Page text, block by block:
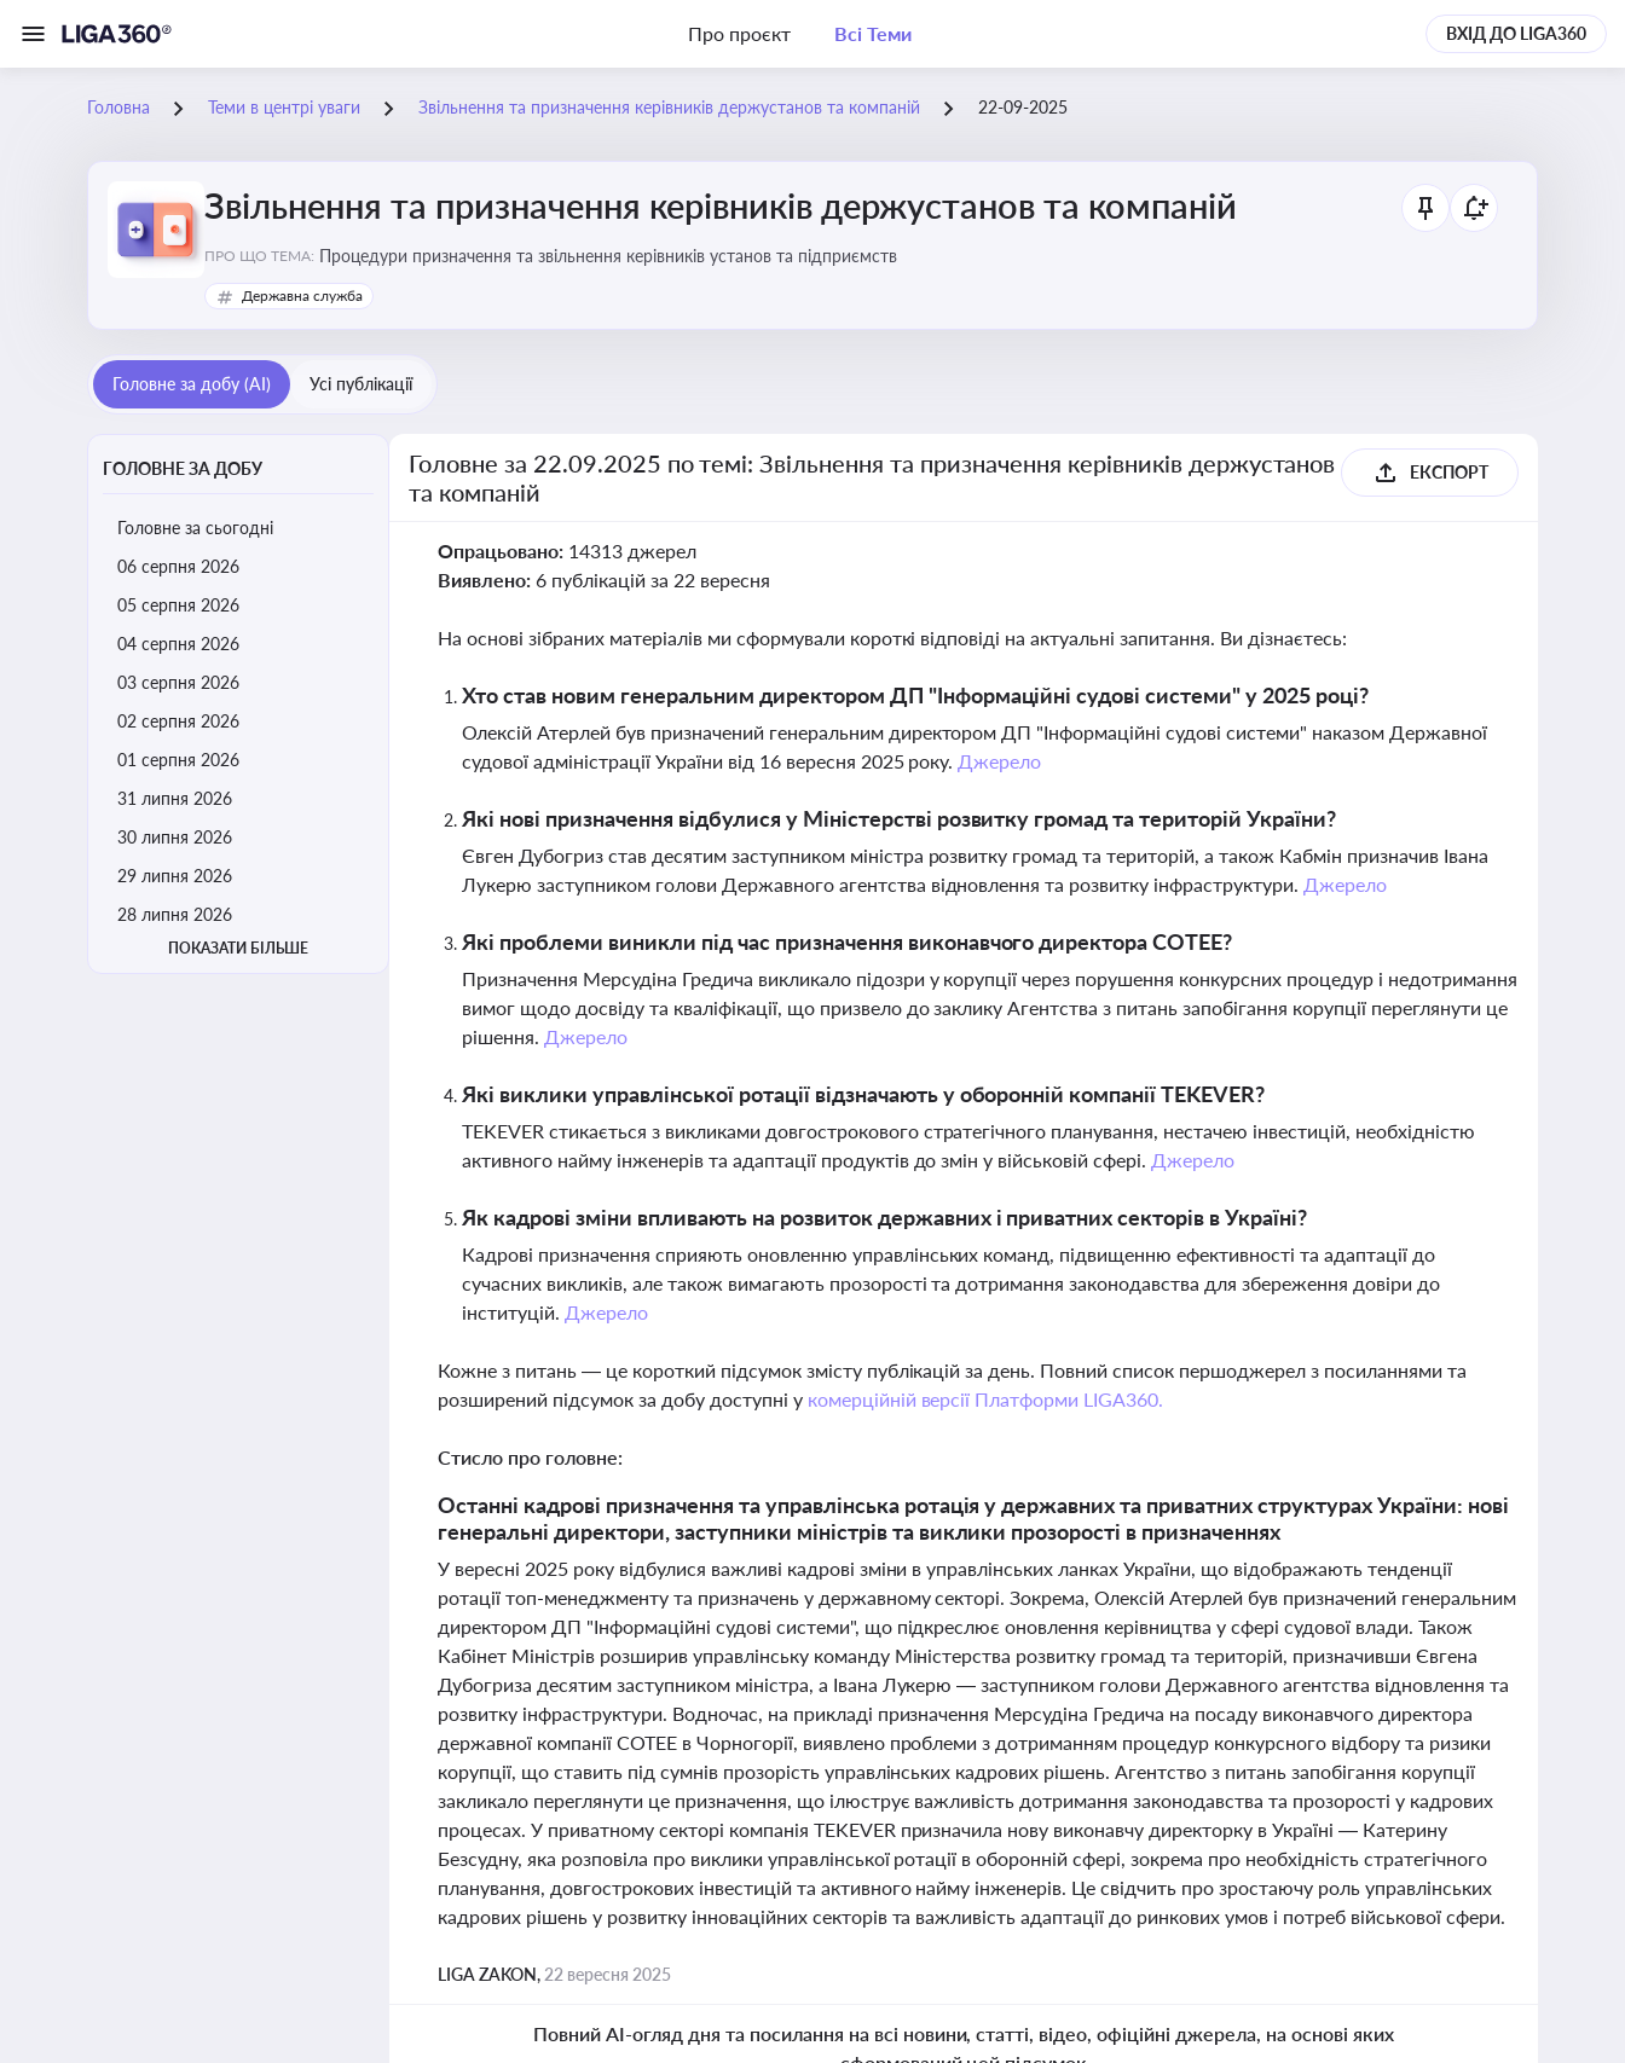
Про проєкт Всі Теми ВХІД ДО LIGA360
Головна Теми в центрі уваги Звільнення та призначення керівників держустанов та компаній 22-09-2025
Звільнення та призначення керівників держустанов та компаній
ПРО ЩО ТЕМА: Процедури призначення та звільнення керівників установ та підприємств
Державна служба
Головне за добу (AI) Усі публікації
ГОЛОВНЕ ЗА ДОБУ
Головне за сьогодні
06 серпня 2026
05 серпня 2026
04 серпня 2026
03 серпня 2026
02 серпня 2026
01 серпня 2026
31 липня 2026
30 липня 2026
29 липня 2026
28 липня 2026
ПОКАЗАТИ БІЛЬШЕ
Головне за 22.09.2025 по темі: Звільнення та призначення керівників держустанов
та компаній
ЕКСПОРТ
Опрацьовано: 14313 джерел
Виявлено: 6 публікацій за 22 вересня
На основі зібраних матеріалів ми сформували короткі відповіді на актуальні запитання. Ви дізнаєтесь:
Хто став новим генеральним директором ДП "Інформаційні судові системи" у 2025 році?
Олексій Атерлей був призначений генеральним директором ДП "Інформаційні судові системи" наказом Державної
судової адміністрації України від 16 вересня 2025 року. Джерело
Які нові призначення відбулися у Міністерстві розвитку громад та територій України?
Євген Дубогриз став десятим заступником міністра розвитку громад та територій, а також Кабмін призначив Івана
Лукерю заступником голови Державного агентства відновлення та розвитку інфраструктури. Джерело
Які проблеми виникли під час призначення виконавчого директора COTEE?
Призначення Мерсудіна Гредича викликало підозри у корупції через порушення конкурсних процедур і недотримання
вимог щодо досвіду та кваліфікації, що призвело до заклику Агентства з питань запобігання корупції переглянути це
рішення. Джерело
Які виклики управлінської ротації відзначають у оборонній компанії TEKEVER?
TEKEVER стикається з викликами довгострокового стратегічного планування, нестачею інвестицій, необхідністю
активного найму інженерів та адаптації продуктів до змін у військовій сфері. Джерело
Як кадрові зміни впливають на розвиток державних і приватних секторів в Україні?
Кадрові призначення сприяють оновленню управлінських команд, підвищенню ефективності та адаптації до
сучасних викликів, але також вимагають прозорості та дотримання законодавства для збереження довіри до
інституцій. Джерело
Кожне з питань — це короткий підсумок змісту публікацій за день. Повний список першоджерел з посиланнями та
розширений підсумок за добу доступні у комерційній версії Платформи LIGA360.
Стисло про головне:
Останні кадрові призначення та управлінська ротація у державних та приватних структурах України: нові
генеральні директори, заступники міністрів та виклики прозорості в призначеннях
У вересні 2025 року відбулися важливі кадрові зміни в управлінських ланках України, що відображають тенденції
ротації топ-менеджменту та призначень у державному секторі. Зокрема, Олексій Атерлей був призначений генеральним
директором ДП "Інформаційні судові системи", що підкреслює оновлення керівництва у сфері судової влади. Також
Кабінет Міністрів розширив управлінську команду Міністерства розвитку громад та територій, призначивши Євгена
Дубогриза десятим заступником міністра, а Івана Лукерю — заступником голови Державного агентства відновлення та
розвитку інфраструктури. Водночас, на прикладі призначення Мерсудіна Гредича на посаду виконавчого директора
державної компанії COTEE в Чорногорії, виявлено проблеми з дотриманням процедур конкурсного відбору та ризики
корупції, що ставить під сумнів прозорість управлінських кадрових рішень. Агентство з питань запобігання корупції
закликало переглянути це призначення, що ілюструє важливість дотримання законодавства та прозорості у кадрових
процесах. У приватному секторі компанія TEKEVER призначила нову виконавчу директорку в Україні — Катерину
Безсудну, яка розповіла про виклики управлінської ротації в оборонній сфері, зокрема про необхідність стратегічного
планування, довгострокових інвестицій та активного найму інженерів. Це свідчить про зростаючу роль управлінських
кадрових рішень у розвитку інноваційних секторів та важливість адаптації до ринкових умов і потреб військової сфери.
LIGA ZAKON, 22 вересня 2025
Повний AI-огляд дня та посилання на всі новини, статті, відео, офіційні джерела, на основі яких